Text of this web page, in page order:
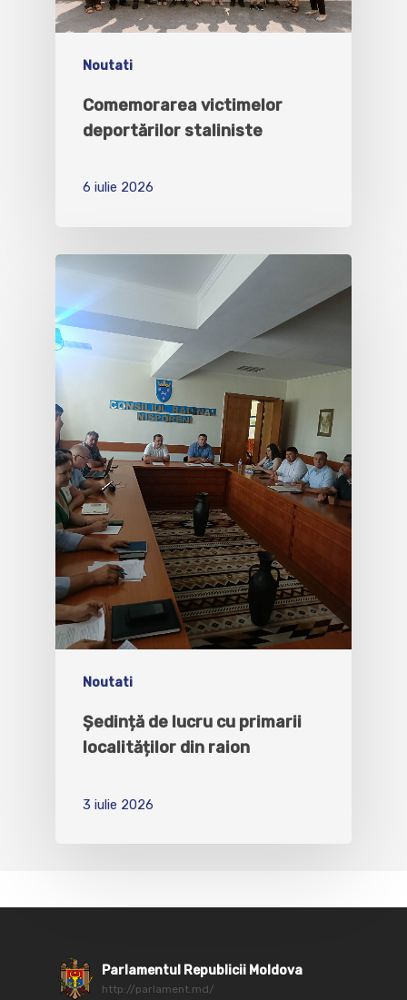
Noutati
Comemorarea victimelor
deportărilor staliniste
6 iulie 2026
Noutati
Ședință de lucru cu primarii
localităților din raion
3 iulie 2026
Parlamentul Republicii Moldova
http://parlament.md/